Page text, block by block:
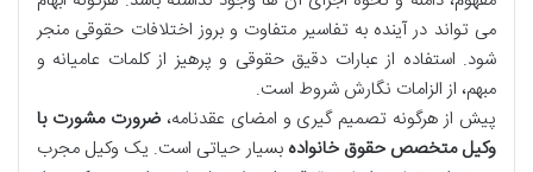
می تواند در آینده به تفاسیر متفاوت و بروز اختلافات حقوقی منجر
شود. استفاده از عبارات دقیق حقوقی و پرهیز از کلمات عامیانه و
مبهم، از الزامات نگارش شروط است.
پیش از هرگونه تصمیم گیری و امضای عقدنامه،ضرورت مشورت با
وکیل متخصص حقوق خانواده بسیار حیاتی است. یک وکیل مجرب